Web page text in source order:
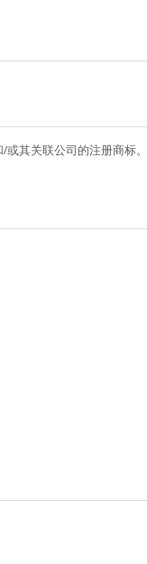
或其关联公司的注册商标。